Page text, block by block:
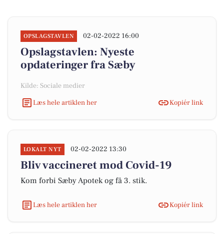
OPSLAGSTAVLEN 02-02-2022 16:00
Opslagstavlen: Nyeste
opdateringer fra Sæby
Kilde: Sociale medier
Læs hele artiklen her
Kopiér link
LOKALT NYT 02-02-2022 13:30
Bliv vaccineret mod Covid-19
Kom forbi Sæby Apotek og få 3. stik.
Læs hele artiklen her Kopiér link